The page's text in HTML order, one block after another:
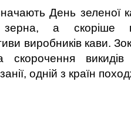
День зеленої
зерна, а скоріше
виробників кави.
скорочення
одній з країн